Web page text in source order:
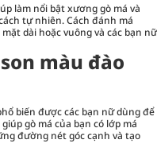
làm nổi bật xương gò má và
tự nhiên. Cách đánh má
dài hoặc vuông và các bạn nữ
màu đào
biến được các bạn nữ dùng để
gò má của bạn có lớp má
đường nét góc cạnh và tạo